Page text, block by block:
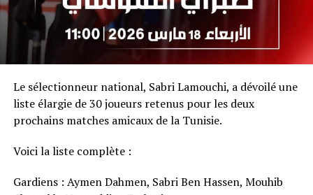
Le sélectionneur national, Sabri Lamouchi, a dévoilé une
liste élargie de 30 joueurs retenus pour les deux
prochains matches amicaux de la Tunisie.
Voici la liste complète :
Gardiens : Aymen Dahmen, Sabri Ben Hassen, Mouhib